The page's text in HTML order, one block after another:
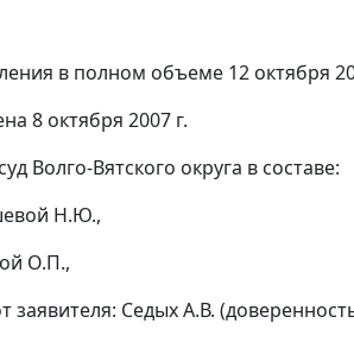
в полном объеме 12 октября
8 октября 2007 г.
Волго-Вятского округа в составе:
Н.Ю.,
О.П.,
заявителя: Седых А.В.